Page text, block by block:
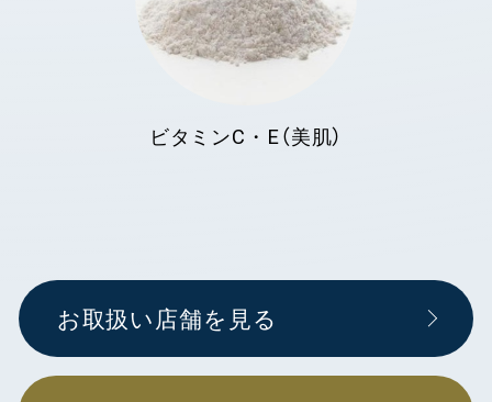
ビタミンC・E（美肌）
お取扱い店舗を見る